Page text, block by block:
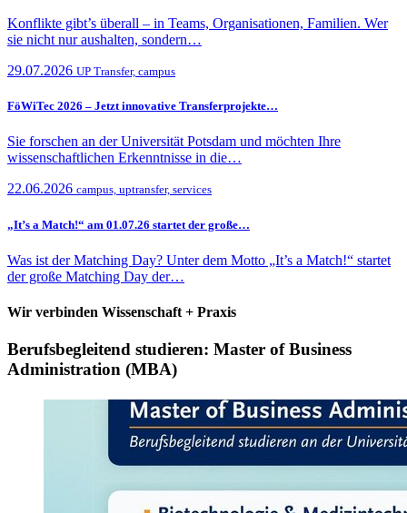
Konflikte gibt’s überall – in Teams, Organisationen, Familien. Wer
sie nicht nur aushalten, sondern…
29.07.2026 UP Transfer, campus
FöWiTec 2026 – Jetzt innovative Transferprojekte…
Sie forschen an der Universität Potsdam und möchten Ihre
wissenschaftlichen Erkenntnisse in die…
22.06.2026 campus, uptransfer, services
„It’s a Match!“ am 01.07.26 startet der große…
Was ist der Matching Day? Unter dem Motto „It’s a Match!“ startet
der große Matching Day der…
Wir verbinden Wissenschaft + Praxis
Berufsbegleitend studieren: Master of Business
Administration (MBA)